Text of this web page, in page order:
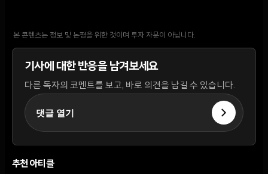
본 콘텐츠는 정보 및 논평을 위한 것이며 투자 자문이 아닙니다.
기사에 대한 반응을 남겨보세요
다른 독자의 코멘트를 보고, 바로 의견을 남길 수 있습니다.
댓글 열기
추천 아티클